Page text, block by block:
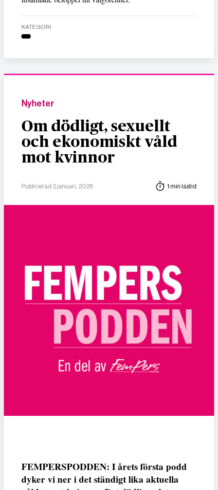
KATEGORI
Nyheter
Om dödligt, sexuellt
och ekonomiskt våld
mot kvinnor
Publicerad 2 januari, 2026 1 min lästid
FEMPERSPODDEN: I årets första podd
dyker vi ner i det ständigt lika aktuella